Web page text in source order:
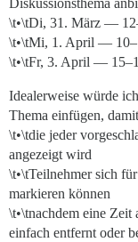
Diskussionsthema
\t•\tDi, 31. März —
\t•\tMi, 1. April —
\t•\tFr, 3. April —
Idealerweise würde
Thema einfügen,
\t•\tdie jeder
angezeigt wird
\t•\tTeilnehmer sich
markieren können
\t•\tnachdem eine Zeit
einfach entfernt oder